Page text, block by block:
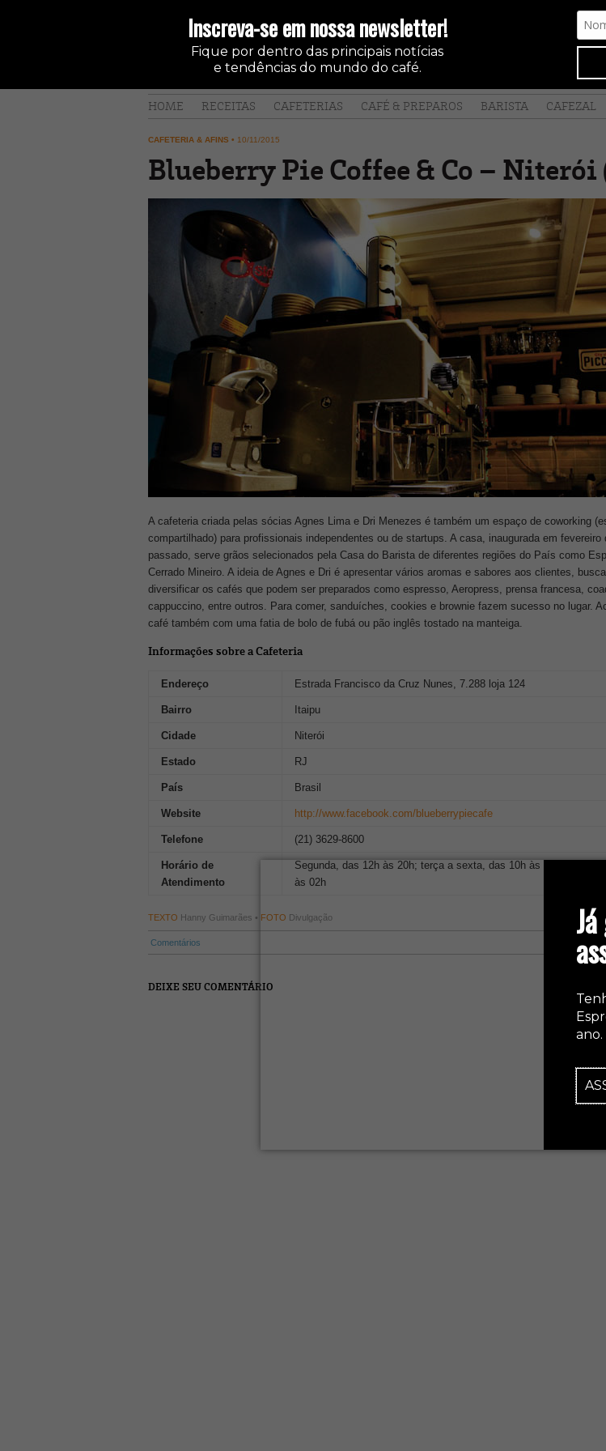
ano.
Inscreva-se em nossa newsletter!
Fique por dentro das principais notícias
e tendências do mundo do café.
HOME RECEITAS CAFETERIAS CAFÉ & PREPAROS BARISTA CAFEZAL
CAFETERIA & AFINS • 10/11/2015
Blueberry Pie Coffee & Co – Niterói
A cafeteria criada pelas sócias Agnes Lima e Dri Menezes é também um espaço de coworking
compartilhado) para profissionais independentes ou de startups. A casa, inaugurada em fevereiro
passado, serve grãos selecionados pela Casa do Barista de diferentes regiões do País como
Cerrado Mineiro. A ideia de Agnes e Dri é apresentar vários aromas e sabores aos clientes,
diversificar os cafés que podem ser preparados como espresso, Aeropress, prensa francesa,
cappuccino, entre outros. Para comer, sanduíches, cookies e brownie fazem sucesso no lugar.
café também com uma fatia de bolo de fubá ou pão inglês tostado na manteiga.
Informações sobre a Cafeteria
Endereço Estrada Francisco da Cruz Nunes, 7.288 loja 124
Bairro Itaipu
Cidade Niterói
Estado RJ
País Brasil
Website http://www.facebook.com/blueberrypiecafe
Telefone (21) 3629-8600
Horário de
Atendimento
Segunda, das 12h às 20h; terça a sexta, das 10h às 20h;
às 02h
TEXTO Hanny Guimarães • FOTO Divulgação
Comentários
DEIXE SEU COMENTÁRIO